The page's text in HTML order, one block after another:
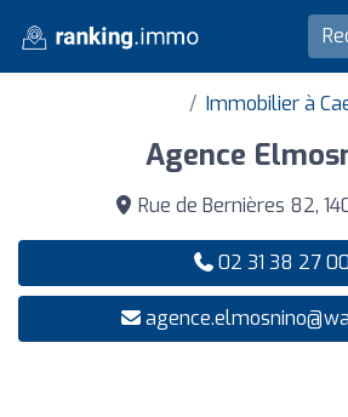
Immobilier à
Agence
Rue de Bernières 82,
02 31 38 27 00